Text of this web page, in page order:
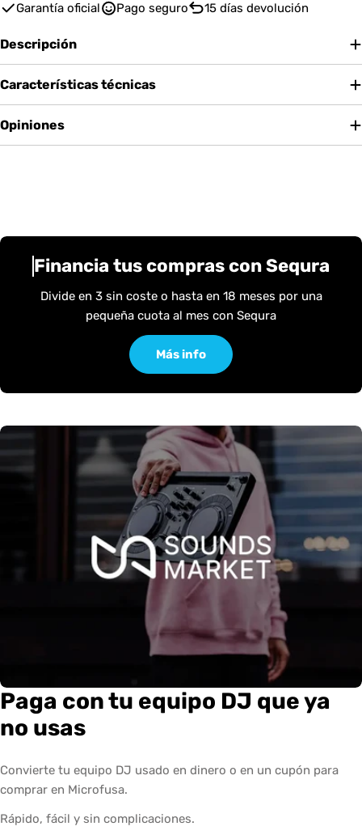
Garantía oficial Pago seguro 15 días devolución
Descripción
Características técnicas
Opiniones
Financia tus compras con Sequra
Divide en 3 sin coste o hasta en 18 meses por una
pequeña cuota al mes con Sequra
Más info
Paga con tu equipo DJ que ya
no usas
Convierte tu equipo DJ usado en dinero o en un cupón para
comprar en Microfusa.
Rápido, fácil y sin complicaciones.